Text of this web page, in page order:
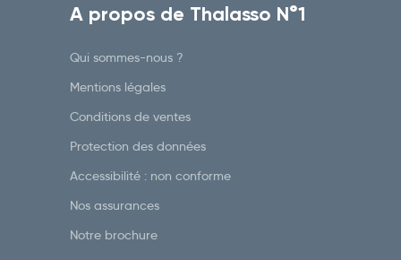
A propos de Thalasso N°1
Qui sommes-nous ?
Mentions légales
Conditions de ventes
Protection des données
Accessibilité : non conforme
Nos assurances
Notre brochure